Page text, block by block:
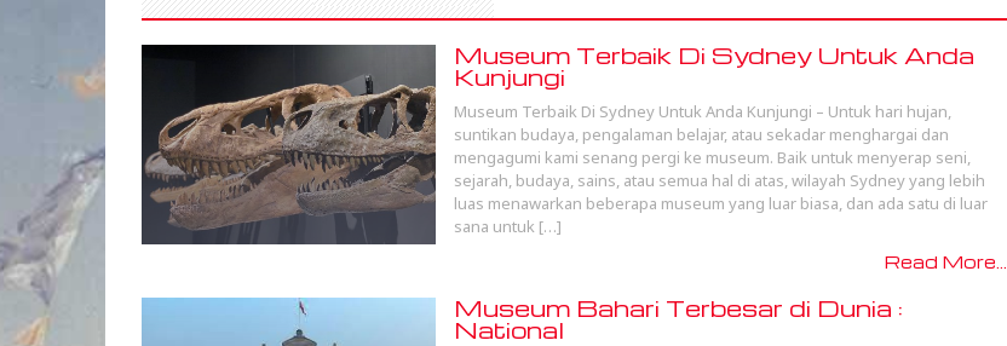
Museum Terbaik Di Sydney Untuk Anda
Kunjungi
Museum Terbaik Di Sydney Untuk Anda Kunjungi – Untuk hari hujan,
suntikan budaya, pengalaman belajar, atau sekadar menghargai dan
mengagumi kami senang pergi ke museum. Baik untuk menyerap seni,
sejarah, budaya, sains, atau semua hal di atas, wilayah Sydney yang lebih
luas menawarkan beberapa museum yang luar biasa, dan ada satu di luar
sana untuk […]
Read More...
Museum Bahari Terbesar di Dunia :
National